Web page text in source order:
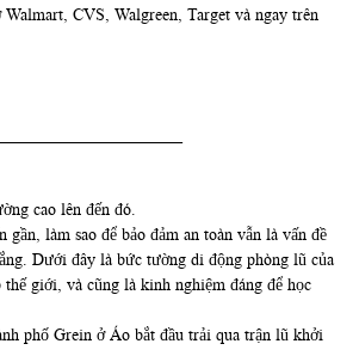
Walmart, CVS, Walgreen, Target và ngay trên
cao lên đến đó.
gần, làm sao để bảo đảm an toàn vẫn là vấn đề
Dưới đây là bức tường di động phòng lũ của
giới, và cũng là kinh nghiệm đáng để học
phố Grein ở Áo bắt đầu trải qua trận lũ khởi